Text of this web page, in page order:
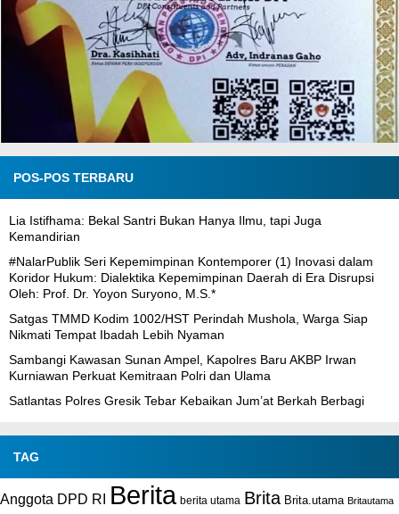
POS-POS TERBARU
Lia Istifhama: Bekal Santri Bukan Hanya Ilmu, tapi Juga
Kemandirian
#NalarPublik Seri Kepemimpinan Kontemporer (1) Inovasi dalam
Koridor Hukum: Dialektika Kepemimpinan Daerah di Era Disrupsi
Oleh: Prof. Dr. Yoyon Suryono, M.S.*
Satgas TMMD Kodim 1002/HST Perindah Mushola, Warga Siap
Nikmati Tempat Ibadah Lebih Nyaman
Sambangi Kawasan Sunan Ampel, Kapolres Baru AKBP Irwan
Kurniawan Perkuat Kemitraan Polri dan Ulama
Satlantas Polres Gresik Tebar Kebaikan Jum’at Berkah Berbagi
TAG
Anggota DPD RI Berita berita utama Brita Brita.utama Britautama